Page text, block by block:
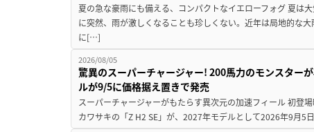
夏の急な豪雨にも備える、コンパクトなイエローフォグ 夏は
に突然、雨が激しくなることも珍しくない。近年は局地的な
に[…]
2026/08/05
驚異のスーパーチャージャー! 200馬力のモンスター
ルが9/5に価格据え置きで発売
スーパーチャージャーがもたらす異次元の加速フィール 初登
カワサキの「Z H2 SE」が、2027年モデルとして2026年9月5